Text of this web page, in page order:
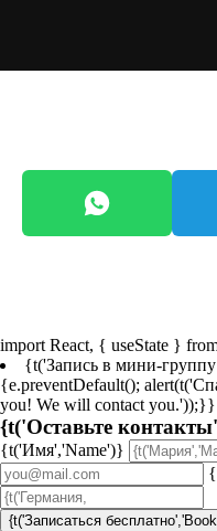
import React, { useState }
{t('Запись в
{e.preventDefault();
you! We will contact you.'));}}
{t('Оставьте
{t('Имя','Name')}
{t('Записаться